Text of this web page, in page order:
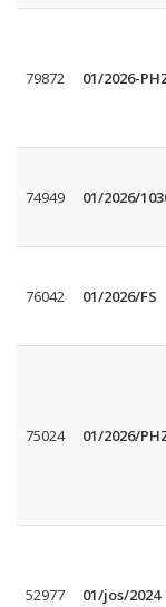
79872 01/2026-
74949 01/2026/
76042 01/2026/FS
75024 01/2026/
52977 01/jos/2024